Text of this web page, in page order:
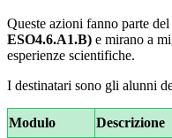
Queste azioni fanno parte del
ESO4.6.A1.B) e mirano a
esperienze scientifiche.
I destinatari sono gli alunni
Modulo Descrizione